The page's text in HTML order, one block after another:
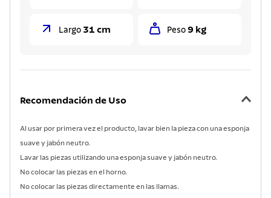
Largo 31 cm Peso 9 kg
Recomendación de Uso
Al usar por primera vez el producto, lavar bien la pieza con una esponja
suave y jabón neutro.
Lavar las piezas utilizando una esponja suave y jabón neutro.
No colocar las piezas en el horno.
No colocar las piezas directamente en las llamas.